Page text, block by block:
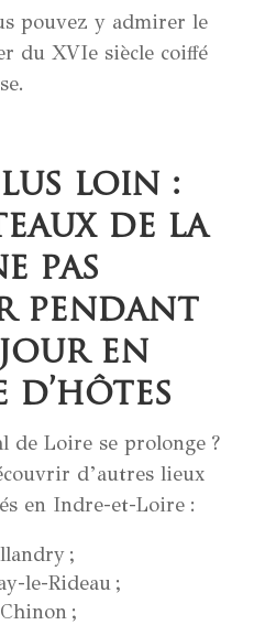
pouvez y admirer le
du XVIe siècle coiffé
loin :
de la
pas
pendant
en
d’hôtes
de Loire se prolonge ?
d’autres lieux
en Indre-et-Loire :
;
le-Rideau ;
;